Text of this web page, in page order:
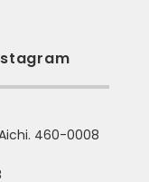
460-0008